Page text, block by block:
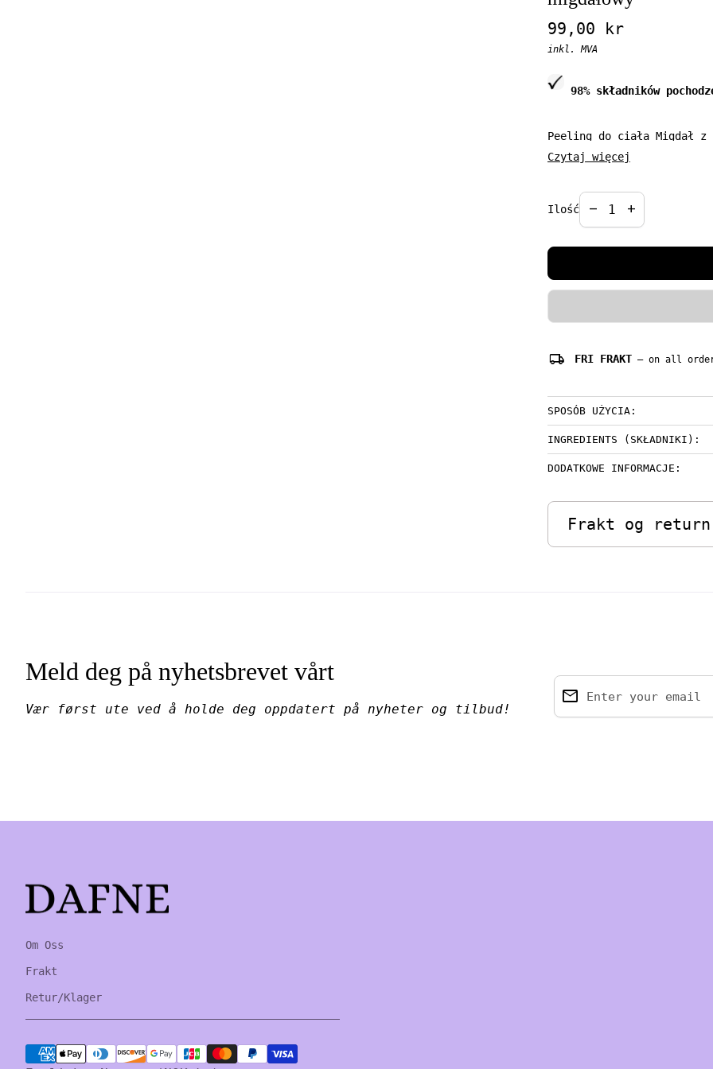
Regular price
99,00 kr
inkl. MVA
98% składników
Peeling do ciała Migdał
dla skóry szorstkiej i
i efektywniej działać.
Czytaj więcej
Ilość
Decrease
remove
Increase
add
local_shipping FRI FRAKT — on all
SPOSÓB UŻYCIA:
INGREDIENTS (SKŁADNIKI):
DODATKOWE INFORMACJE:
Frakt og return
Meld deg på nyhetsbrevet vårt
Vær først ute ved å holde deg oppdatert på nyheter og tilbud! Enter your email
email
Om Oss
Frakt
Retur/Klager
Payment methods